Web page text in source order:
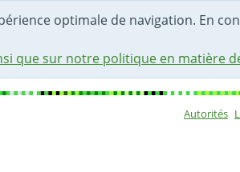
optimale de navigation. En
que sur notre politique en matière
Autorités